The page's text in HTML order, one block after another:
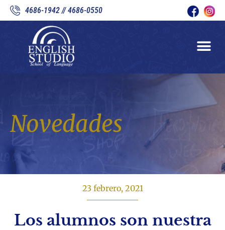
4686-1942 // 4686-0550
Novedades
23 febrero, 2021
Los alumnos son nuestra